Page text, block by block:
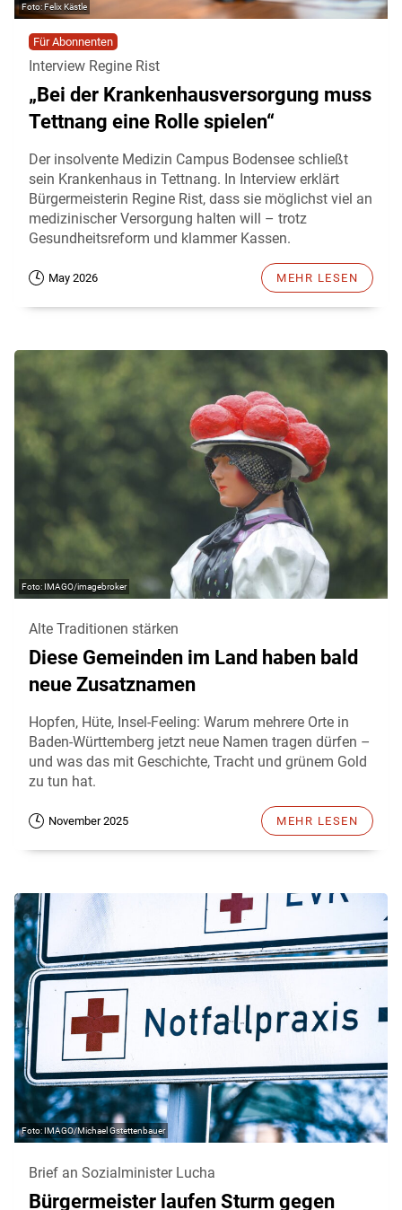
Felix Kästle
Für Abonnenten
Interview Regine Rist
„Bei der Krankenhausversorgung muss
Tettnang eine Rolle spielen“
Der insolvente Medizin Campus Bodensee schließt
sein Krankenhaus in Tettnang. In Interview erklärt
Bürgermeisterin Regine Rist, dass sie möglichst viel an
medizinischer Versorgung halten will – trotz
Gesundheitsreform und klammer Kassen.
May 2026 MEHR LESEN
IMAGO/imagebroker
Alte Traditionen stärken
Diese Gemeinden im Land haben bald
neue Zusatznamen
Hopfen, Hüte, Insel-Feeling: Warum mehrere Orte in
Baden-Württemberg jetzt neue Namen tragen dürfen –
und was das mit Geschichte, Tracht und grünem Gold
zu tun hat.
November 2025 MEHR LESEN
IMAGO/Michael Gstettenbauer
Brief an Sozialminister Lucha
Bürgermeister laufen Sturm gegen